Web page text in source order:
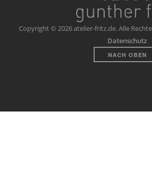
Copyright © 2026 atelier-fritz.de. Alle
Datenschutz
NACH OBEN